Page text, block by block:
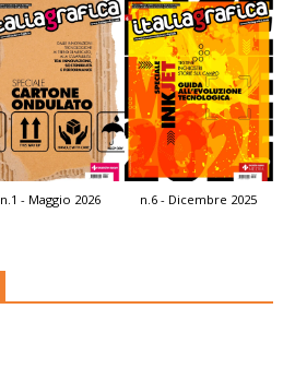
n.1 - Maggio 2026 n.6 - Dicembre 2025